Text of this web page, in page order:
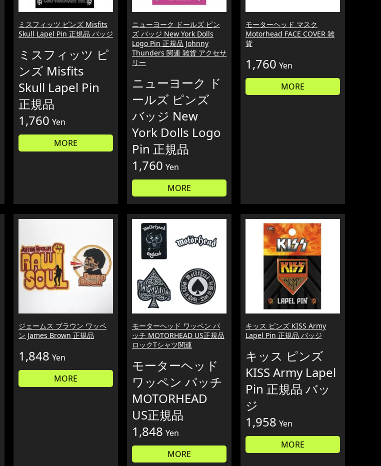
ミスフィッツ ピンズ Misfits
Skull Lapel Pin 正規品 バッジ
ミスフィッツ ピ
ンズ Misfits
Skull Lapel Pin
正規品
1,760 Yen
MORE
ニューヨーク ドールズ ピン
ズ バッジ New York Dolls
Logo Pin 正規品 Johnny
Thunders 関連 雑貨 アクセサ
リー
ニューヨーク ド
ールズ ピンズ
バッジ New
York Dolls Logo
Pin 正規品
1,760 Yen
MORE
モーターヘッド マスク
Motorhead FACE COVER 雑
貨
1,760 Yen
MORE
ジェームス ブラウン ワッペ
ン James Brown 正規品
1,848 Yen
MORE
モーターヘッド ワッペン パ
ッチ MOTORHEAD US正規品
ロックTシャツ関連
モーターヘッド
ワッペン パッチ
MOTORHEAD
US正規品
1,848 Yen
MORE
キッス ピンズ KISS Army
Lapel Pin 正規品 バッジ
キッス ピンズ
KISS Army Lapel
Pin 正規品 バッ
ジ
1,958 Yen
MORE